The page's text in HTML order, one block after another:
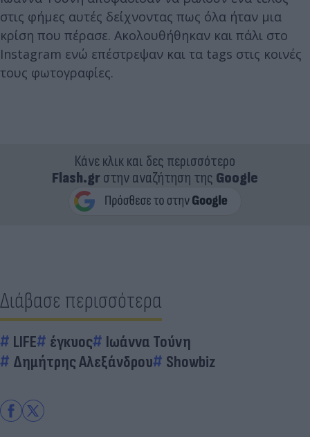
στις φήμες αυτές δείχνοντας πως όλα ήταν μια
κρίση που πέρασε. Ακολουθήθηκαν και πάλι στο
Instagram ενώ επέστρεψαν και τα tags στις κοινές
τους φωτογραφίες.
Κάνε κλικ και δες περισσότερο
Flash.grστην αναζήτηση της Google
Διάβασε περισσότερα
LIFE έγκυος
Ιωάννα Τούνη
Δημήτρης Αλεξάνδρου
Showbiz